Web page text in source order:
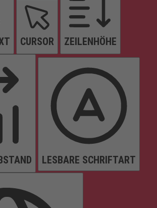
CURSOR ZEILENHÖHE
LESBARE SCHRIFTART